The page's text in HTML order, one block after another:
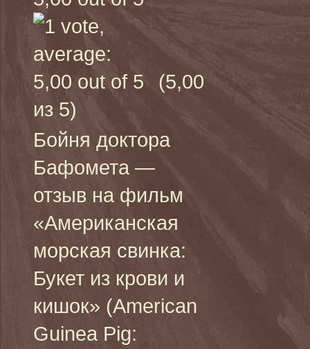
(5,00
из 5)
Бойня доктора
Бафомета —
отзыв на фильм
«Американская
морская свинка:
Букет из крови и
кишок» (American
Guinea Pig: